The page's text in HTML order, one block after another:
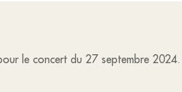
le concert du 27 septembre 2024.